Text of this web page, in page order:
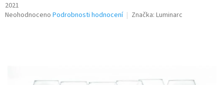
2021
Průměrné
hvězdiček.
Neohodnoceno Podrobnosti hodnocení Značka: Luminarc